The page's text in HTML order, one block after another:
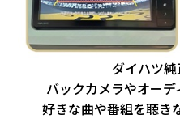
ダイハツ
バックカメラやオーデ
好きな曲や番組を聴